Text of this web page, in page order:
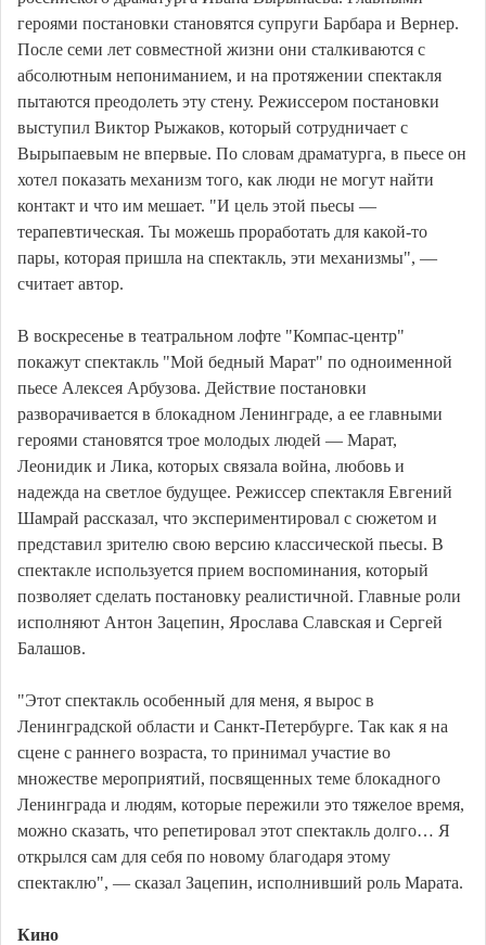
героями постановки становятся супруги Барбара и Вернер.
После семи лет совместной жизни они сталкиваются с
абсолютным непониманием, и на протяжении спектакля
пытаются преодолеть эту стену. Режиссером постановки
выступил Виктор Рыжаков, который сотрудничает с
Вырыпаевым не впервые. По словам драматурга, в пьесе он
хотел показать механизм того, как люди не могут найти
контакт и что им мешает. "И цель этой пьесы —
терапевтическая. Ты можешь проработать для какой-то
пары, которая пришла на спектакль, эти механизмы", —
считает автор.
В воскресенье в театральном лофте "Компас-центр"
покажут спектакль "Мой бедный Марат" по одноименной
пьесе Алексея Арбузова. Действие постановки
разворачивается в блокадном Ленинграде, а ее главными
героями становятся трое молодых людей — Марат,
Леонидик и Лика, которых связала война, любовь и
надежда на светлое будущее. Режиссер спектакля Евгений
Шамрай рассказал, что экспериментировал с сюжетом и
представил зрителю свою версию классической пьесы. В
спектакле используется прием воспоминания, который
позволяет сделать постановку реалистичной. Главные роли
исполняют Антон Зацепин, Ярослава Славская и Сергей
Балашов.
"Этот спектакль особенный для меня, я вырос в
Ленинградской области и Санкт-Петербурге. Так как я на
сцене с раннего возраста, то принимал участие во
множестве мероприятий, посвященных теме блокадного
Ленинграда и людям, которые пережили это тяжелое время,
можно сказать, что репетировал этот спектакль долго… Я
открылся сам для себя по новому благодаря этому
спектаклю", — сказал Зацепин, исполнивший роль Марата.
Кино